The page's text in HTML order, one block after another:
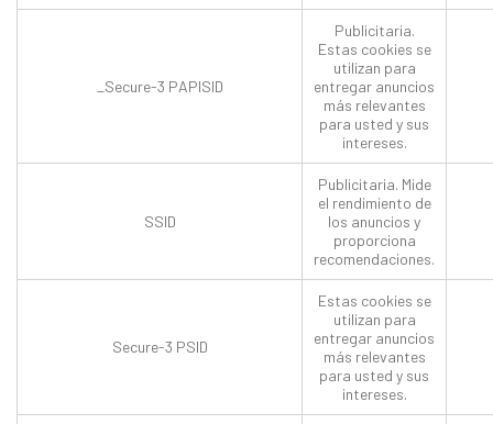
_Secure-3 PAPISID
Publicitaria.
Estas cookies se
utilizan para
entregar anuncios
más relevantes
para usted y sus
intereses.
SSID
Publicitaria. Mide
el rendimiento de
los anuncios y
proporciona
recomendaciones.
Secure-3 PSID
Estas cookies se
utilizan para
entregar anuncios
más relevantes
para usted y sus
intereses.